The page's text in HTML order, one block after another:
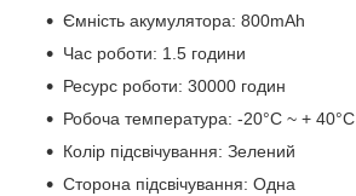
Ємність акумулятора: 800mAh
Час роботи: 1.5 години
Ресурс роботи: 30000 годин
Робоча температура: -20°C ~ + 40°С
Колір підсвічування: Зелений
Сторона підсвічування: Одна